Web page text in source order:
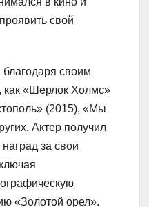
свой
своим
как «Шерлок Холмс»
(2015), «Мы
Актер получил
за свои
«Золотой орел».